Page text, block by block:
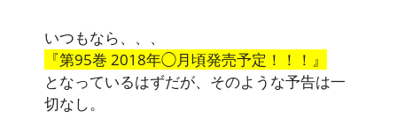
いつもなら、、、
『第95巻 2018年◯月頃発売予定！！！』
となっているはずだが、そのような予告は一
切なし。